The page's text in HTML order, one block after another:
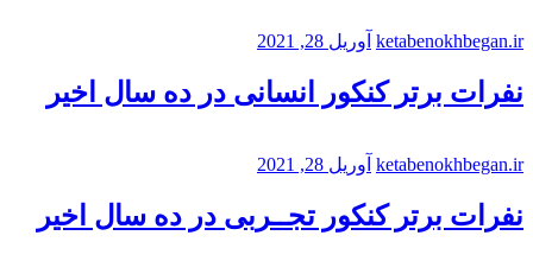
ketabenokhbegan.ir آوریل 28, 2021
نفرات برتر کنکور انسانی در ده سال اخیر
ketabenokhbegan.ir آوریل 28, 2021
نفرات برتر کنکور تجــربی در ده سال اخیر